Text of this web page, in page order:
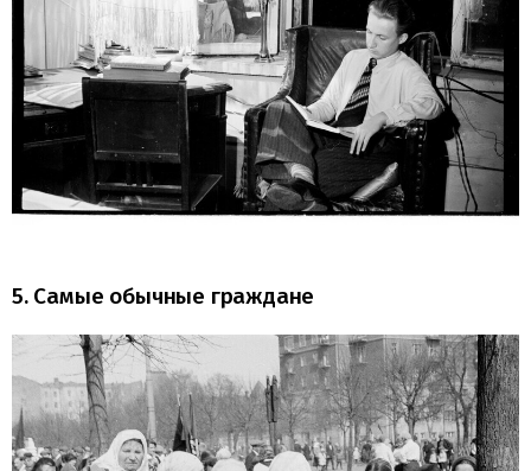
5. Самые обычные граждане